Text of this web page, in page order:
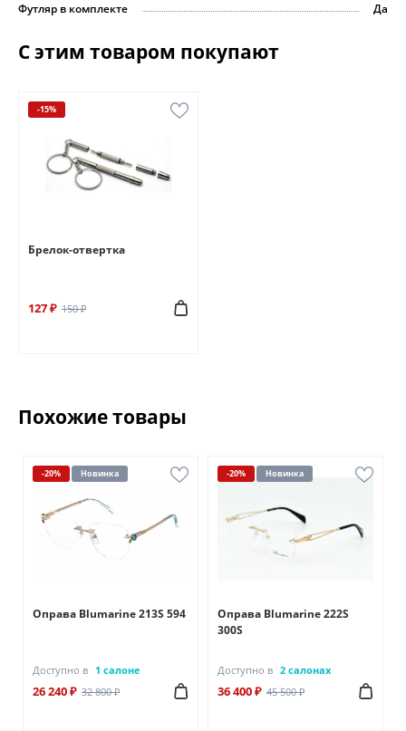
Футляр в комплекте
Да
С этим товаром покупают
-15%
Брелок-отвертка
127 ₽ 150 ₽
Похожие товары
-20% Новинка
Оправа Blumarine 213S 594
Доступно в 1 салоне
26 240 ₽ 32 800 ₽
-20% Новинка
Оправа Blumarine 222S
300S
Доступно в 2 салонах
36 400 ₽ 45 500 ₽